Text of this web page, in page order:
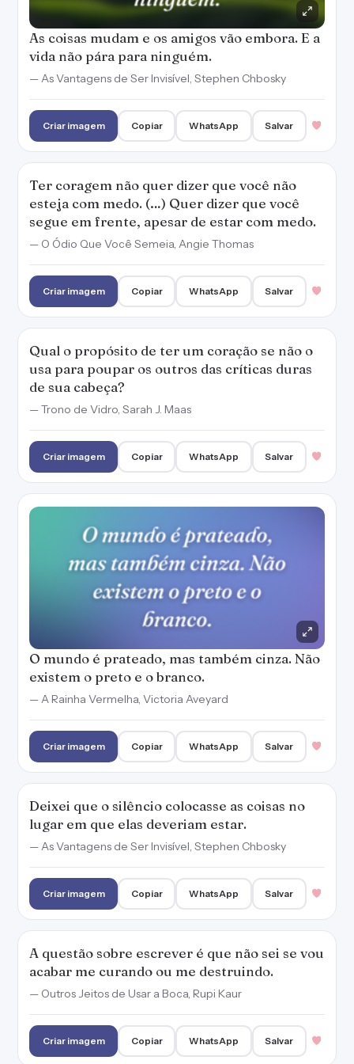
— O Ódio Que Você Semeia, Angie Thomas
Criar imagem Copiar WhatsApp
Qual o propósito de ter um coração se não o
usa para poupar os outros das críticas duras
de sua cabeça?
Criar imagem Copiar WhatsApp Salvar
existem o preto e o branco.
— A Rainha Vermelha, Victoria Aveyard
Deixei que o silêncio colocasse as coisas no
lugar em que elas deveriam estar.
— As Vantagens de Ser Invisível, Stephen Chbosky
Criar imagem Copiar WhatsApp Salvar
A questão sobre escrever é que não sei se vou
acabar me curando ou me destruindo.
— Outros Jeitos de Usar a Boca, Rupi Kaur
Criar imagem Copiar WhatsApp Salvar
para estar com ele de novo.
— Fallen - Anjos Caídos, Lauren Kate